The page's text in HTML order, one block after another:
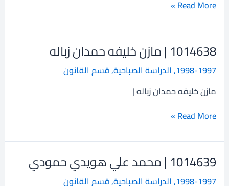
علي
Read More »
1014638 | مازن خليفه حمدان زباله
1998-1997
, الدراسة الصباحية,قسم القانون
مازن خليفه حمدان زباله |
1014638
مازن
خليفه
حمدان
زباله
Read More »
1014639 | محمد علي هويدي حمودي
1998-1997
, الدراسة الصباحية,قسم القانون
1014639